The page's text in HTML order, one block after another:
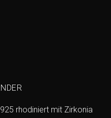
rhodiniert mit Zirkonia